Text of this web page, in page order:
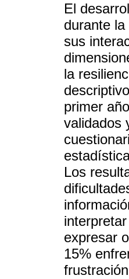
El
durante
sus
la
primer
validados
Los
expresar
15%